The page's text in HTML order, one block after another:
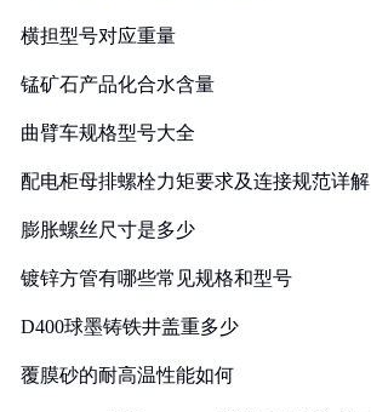
横担型号对应重量
锰矿石产品化合水含量
曲臂车规格型号大全
配电柜母排螺栓力矩要求及连接规范详解
膨胀螺丝尺寸是多少
镀锌方管有哪些常见规格和型号
D400球墨铸铁井盖重多少
覆膜砂的耐高温性能如何